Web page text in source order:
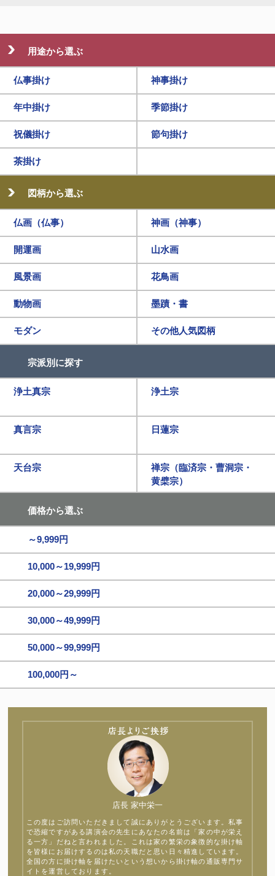
用途から選ぶ
仏事掛け 神事掛け
年中掛け 季節掛け
祝儀掛け 節句掛け
茶掛け
図柄から選ぶ
仏画（仏事） 神画（神事）
開運画 山水画
風景画 花鳥画
動物画 墨蹟・書
モダン その他人気図柄
宗派別に探す
浄土真宗 浄土宗
真言宗 日蓮宗
天台宗
禅宗（臨済宗・曹洞宗・
黄檗宗）
価格から選ぶ
～9,999円
10,000～19,999円
20,000～29,999円
30,000～49,999円
50,000～99,999円
100,000円～
店長 家中栄一
この度はご訪問いただきまして誠にありがとうございます。私事
で恐縮ですがある講演会の先生にあなたの名前は「家の中が栄え
る一方」だねと言われました。これは家の繁栄の象徴的な掛け軸
を皆様にお届けするのは私の天職だと思い日々精進しています。
全国の方に掛け軸を届けたいという想いから掛け軸の通販専門サ
イトを運営しております。